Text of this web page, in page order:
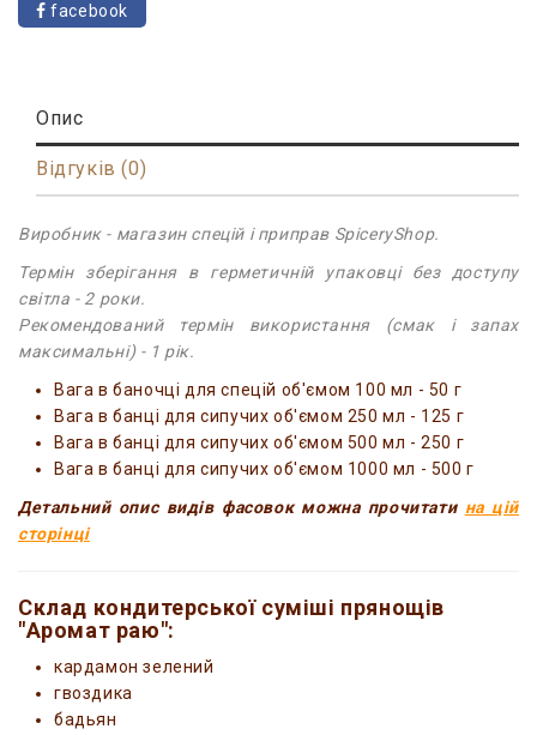
facebook
Опис
Відгуків (0)
Виробник - магазин спецій і приправ SpiceryShop.
Термін зберігання в герметичній упаковці без доступу
світла - 2 роки.
Рекомендований термін використання (смак і запах
максимальні) - 1 рік.
Вага в баночці для спецій об'ємом 100 мл - 50 г
Вага в банці для сипучих об'ємом 250 мл - 125 г
Вага в банці для сипучих об'ємом 500 мл - 250 г
Вага в банці для сипучих об'ємом 1000 мл - 500 г
Детальний опис видів фасовок можна прочитати на цій
сторінці
Склад кондитерської суміші прянощів
"Аромат раю":
кардамон зелений
гвоздика
бадьян